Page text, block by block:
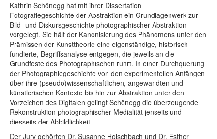
Kathrin Schönegg hat mit ihrer Dissertation
Fotografiegeschichte der Abstraktion ein Grundlagenwerk zur
Bild- und Diskursgeschichte photographischer Abstraktion
vorgelegt. Sie hält der Kanonisierung des Phänomens unter den
Prämissen der Kunsttheorie eine eigenständige, historisch
fundierte, Begriffsanalyse entgegen, die jeweils an die
Grundfeste des Photographischen rührt. In einer Durchquerung
der Photographiegeschichte von den experimentellen Anfängen
über ihre (pseudo)wissenschaftlichen, angewandten und
künstlerischen Kontexte bis hin zur Abstraktion unter den
Vorzeichen des Digitalen gelingt Schönegg die überzeugende
Rekonstruktion photographischer Medialität jenseits und
diesseits der Abbildlichkeit.
Der Jury gehörten Dr. Susanne Holschbach und Dr. Esther